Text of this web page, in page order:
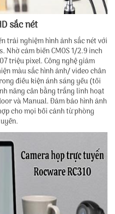
sắc nét
trải nghiệm hình ảnh sắc nét với
Nhờ cảm biến CMOS 1/2.9 inch
triệu pixel. Công nghệ giảm
màu sắc hình ảnh/ video chân
điều kiện ánh sáng yếu (tối
năng cân bằng trắng linh hoạt
và Manual. Đảm bảo hình ảnh
cho mọi bối cảnh từ phòng